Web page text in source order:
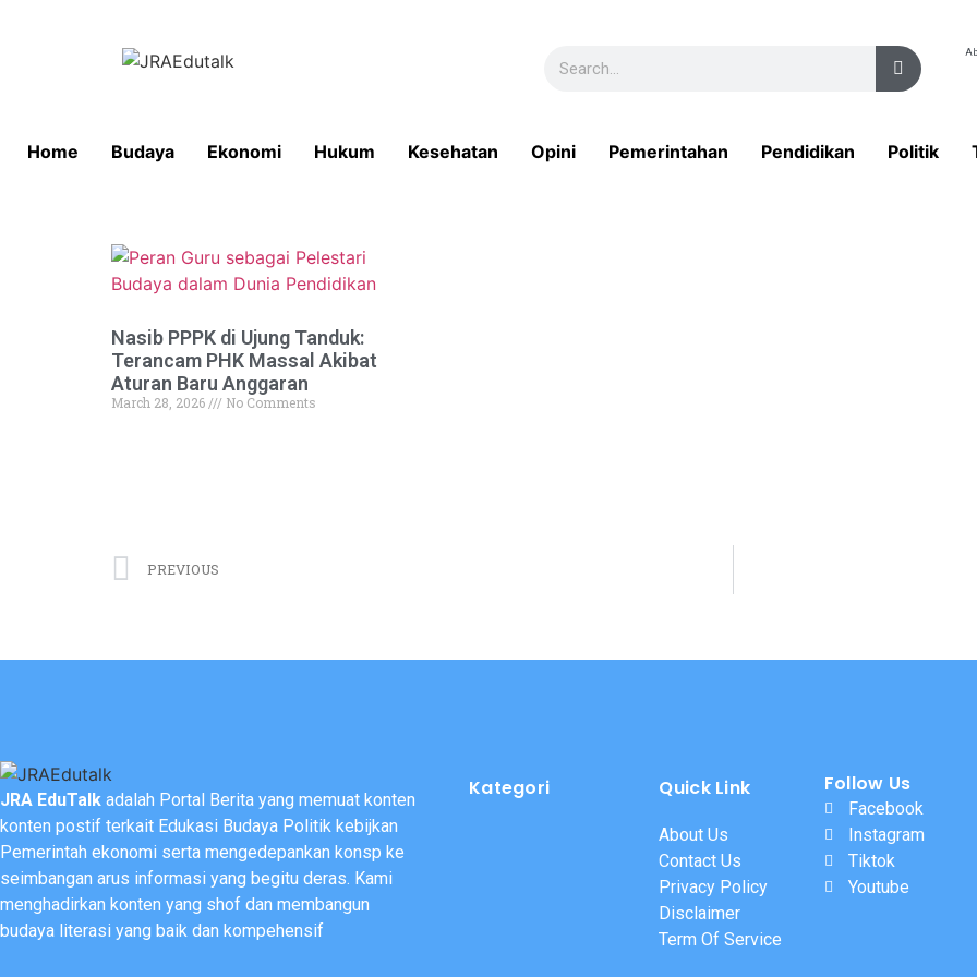
Home Budaya Ekonomi Hukum Kesehatan Opini Pemerintahan Pendidikan Politik
Nasib PPPK di Ujung Tanduk:
Terancam PHK Massal Akibat
Aturan Baru Anggaran
March 28, 2026 No Comments
PREVIOUS
JRA EduTalk adalah Portal Berita yang memuat konten
konten postif terkait Edukasi Budaya Politik kebijkan
Pemerintah ekonomi serta mengedepankan konsp ke
seimbangan arus informasi yang begitu deras. Kami
menghadirkan konten yang shof dan membangun
budaya literasi yang baik dan kompehensif
Kategori Quick Link
About Us
Contact Us
Privacy Policy
Disclaimer
Term Of Service
Follow Us
Facebook
Instagram
Tiktok
Youtube